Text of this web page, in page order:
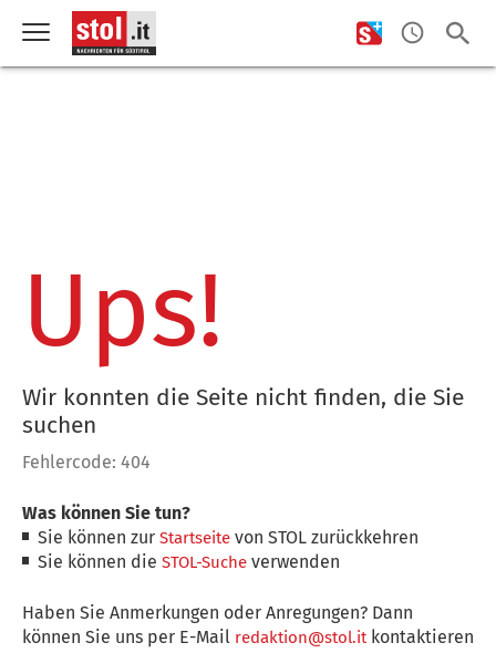
Ups!
Wir konnten die Seite nicht finden, die Sie
suchen
Fehlercode: 404
Was können Sie tun?
Sie können zurStartseite von STOL zurückkehren
Sie können dieSTOL-Suche verwenden
Haben Sie Anmerkungen oder Anregungen? Dann
können Sie uns per E-Mail redaktion@stol.itkontaktieren